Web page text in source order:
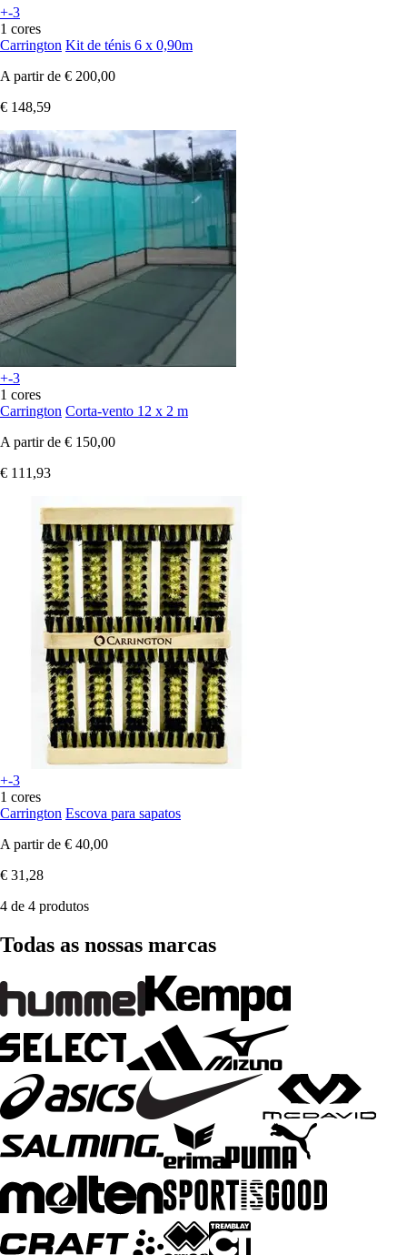
+-3
1 cores
Carrington Kit de ténis 6 x 0,90m
A partir de € 200,00
€ 148,59
+-3
1 cores
Carrington Corta-vento 12 x 2 m
A partir de € 150,00
€ 111,93
+-3
1 cores
Carrington Escova para sapatos
A partir de € 40,00
€ 31,28
4 de 4 produtos
Todas as nossas marcas